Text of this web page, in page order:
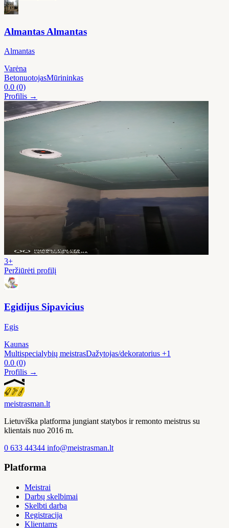
Almantas Almantas
Almantas
Varėna
BetonuotojasMūrininkas
0.0 (0)
Profilis →
3+
Peržiūrėti profilį
Egidijus Sipavicius
Egis
Kaunas
Multispecialybių meistrasDažytojas/dekoratorius +1
0.0 (0)
Profilis →
meistrasman.lt
Lietuviška platforma jungiant statybos ir remonto meistrus su
klientais nuo 2016 m.
0 633 44344 info@meistrasman.lt
Platforma
Meistrai
Darbų skelbimai
Skelbti darbą
Registracija
Klientams